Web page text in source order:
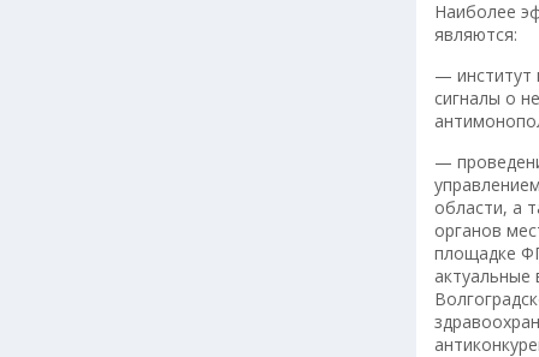
Наиболее
являются:
— институт
сигналы о
—
области, а
органов
площадке
актуальные